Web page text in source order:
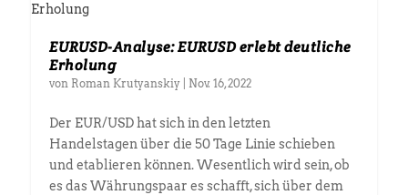
EURUSD-Analyse: EURUSD erlebt deutliche
Erholung
von Roman Krutyanskiy Nov. 16, 2022
Der EUR/USD hat sich in den letzten
Handelstagen über die 50 Tage Linie schieben
und etablieren können. Wesentlich wird sein, ob
es das Währungspaar es schafft, sich über dem